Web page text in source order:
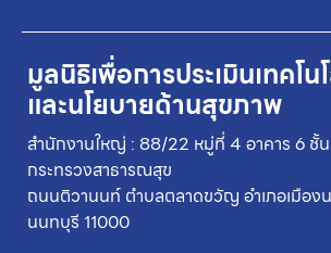
มูลนิธิเพื่อการประเมินเทคโน
และนโยบายด้านสุขภาพ
สำนักงานใหญ่ : 88/22 หมู่ที่ 4 อาคาร 6 ชั้
กระทรวงสาธารณสุข
ถนนติวานนท์ ตำบลตลาดขวัญ อำเภอเมือง
นนทบุรี 11000